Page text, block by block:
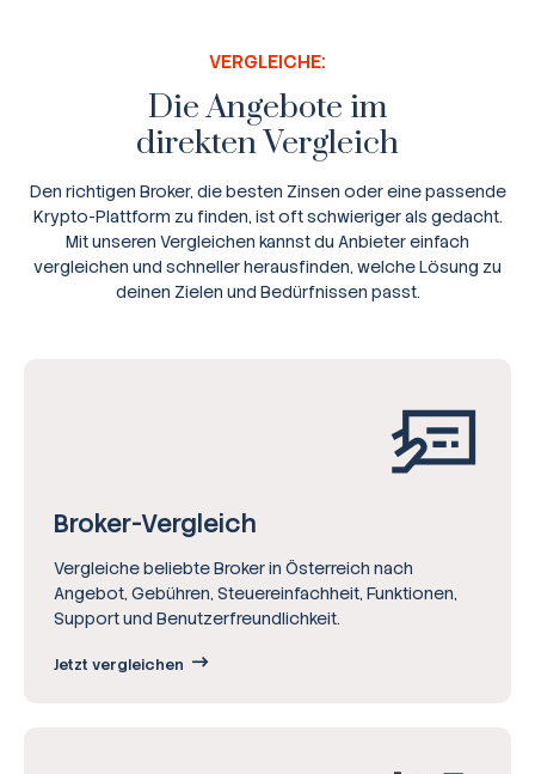
VERGLEICHE:
Die Angebote im
direkten Vergleich
Den richtigen Broker, die besten Zinsen oder eine passende
Krypto-Plattform zu finden, ist oft schwieriger als gedacht.
Mit unseren Vergleichen kannst du Anbieter einfach
vergleichen und schneller herausfinden, welche Lösung zu
deinen Zielen und Bedürfnissen passt.
Broker-Vergleich
Vergleiche beliebte Broker in Österreich nach
Angebot, Gebühren, Steuereinfachheit, Funktionen,
Support und Benutzerfreundlichkeit.
Jetzt vergleichen